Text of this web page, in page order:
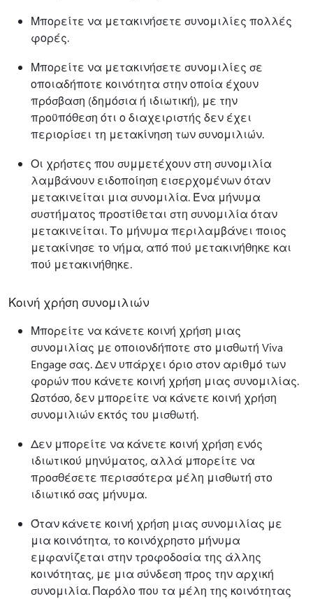
Μπορείτε να μετακινήσετε συνομιλίες πολλές
φορές.
Μπορείτε να μετακινήσετε συνομιλίες σε
οποιαδήποτε κοινότητα στην οποία έχουν
πρόσβαση (δημόσια ή ιδιωτική), με την
προϋπόθεση ότι ο διαχειριστής δεν έχει
περιορίσει τη μετακίνηση των συνομιλιών.
Οι χρήστες που συμμετέχουν στη συνομιλία
λαμβάνουν ειδοποίηση εισερχομένων όταν
μετακινείται μια συνομιλία. Ένα μήνυμα
συστήματος προστίθεται στη συνομιλία όταν
μετακινείται. Το μήνυμα περιλαμβάνει ποιος
μετακίνησε το νήμα, από πού μετακινήθηκε και
πού μετακινήθηκε.
Κοινή χρήση συνομιλιών
Μπορείτε να κάνετε κοινή χρήση μιας
συνομιλίας με οποιονδήποτε στο μισθωτή Viva
Engage σας. Δεν υπάρχει όριο στον αριθμό των
φορών που κάνετε κοινή χρήση μιας συνομιλίας.
Ωστόσο, δεν μπορείτε να κάνετε κοινή χρήση
συνομιλιών εκτός του μισθωτή.
Δεν μπορείτε να κάνετε κοινή χρήση ενός
ιδιωτικού μηνύματος, αλλά μπορείτε να
προσθέσετε περισσότερα μέλη μισθωτή στο
ιδιωτικό σας μήνυμα.
Όταν κάνετε κοινή χρήση μιας συνομιλίας με
μια κοινότητα, το κοινόχρηστο μήνυμα
εμφανίζεται στην τροφοδοσία της άλλης
κοινότητας, με μια σύνδεση προς την αρχική
συνομιλία. Παρόλο που τα μέλη της κοινότητας